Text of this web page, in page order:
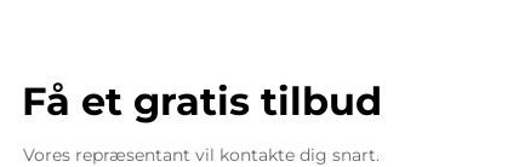
Få et gratis tilbud
Vores repræsentant vil kontakte dig snart.